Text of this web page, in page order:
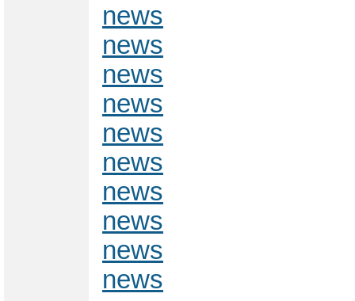
news
news
news
news
news
news
news
news
news
news